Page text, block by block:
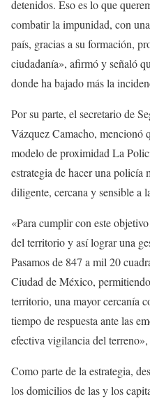
detenidos. Eso es lo que
combatir la impunidad, con
país, gracias a su formación,
ciudadanía», afirmó y señaló
donde ha bajado más la
Por su parte, el secretario de
Vázquez Camacho, mencionó
modelo de proximidad La
estrategia de hacer una policía
diligente, cercana y sensible a
«Para cumplir con este
del territorio y así lograr una
Pasamos de 847 a mil 20
Ciudad de México,
territorio, una mayor cercanía
tiempo de respuesta ante las
efectiva vigilancia del
Como parte de la estrategia,
los domicilios de las y los